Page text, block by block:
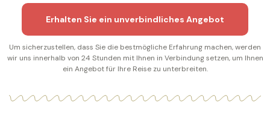
Erhalten Sie ein unverbindliches Angebot
Um sicherzustellen, dass Sie die bestmögliche Erfahrung machen, werden
wir uns innerhalb von 24 Stunden mit Ihnen in Verbindung setzen, um Ihnen
ein Angebot für Ihre Reise zu unterbreiten.